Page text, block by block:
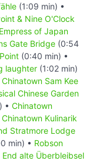
(1:09 min) •
& Nine O'Clock
of Japan
Gate Bridge (0:54
(0:40 min) •
laughter (1:02 min)
Chinatown Sam Kee
Chinese Garden
• Chinatown
Chinatown Kulinarik
Stratmore Lodge
min) • Robson
End alte Überbleibsel